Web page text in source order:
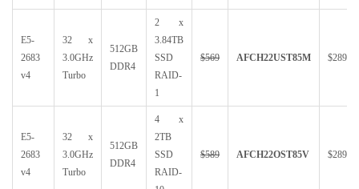
E5-
2683
v4
32 x
3.0GHz
Turbo
512GB
DDR4
2 x
3.84TB
SSD
RAID-
1
$569 AFCH22UST85M $289
E5-
2683
v4
32 x
3.0GHz
Turbo
512GB
DDR4
4 x
2TB
SSD
RAID-
$589 AFCH22OST85V $289